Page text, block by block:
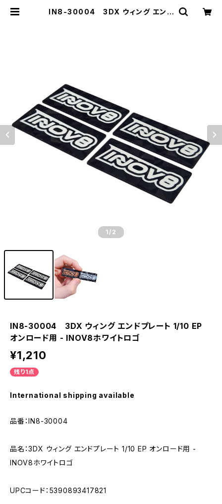
IN8-30004 3DX ウィング エンド
1 /2
IN8-30004 3DX ウィング エンドプレート 1/10 EP
オンロード用 - INOV8ホワイトロゴ
¥1,210
残り1点
International shipping available
品番：IN8-30004
品名：3DX ウィング エンドプレート 1/10 EP オンロード用 -
INOV8ホワイトロゴ
UPCコード：5390893417821